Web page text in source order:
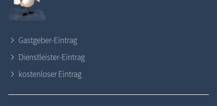
Gastgeber-Eintrag
Dienstleister-Eintrag
kostenloser Eintrag